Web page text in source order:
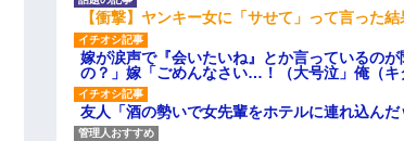
【衝撃】ヤンキー女に「サせて」って言った結
嫁が涙声で『会いたいね』とか言っているの
の？」嫁「ごめんなさい…！（大号泣」俺（
友人「酒の勢いで女先輩をホテルに連れ込ん